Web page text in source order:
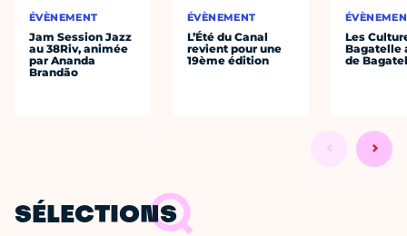
ÉVÈNEMENT
Jam Session Jazz
au 38Riv, animée
par Ananda
Brandão
ÉVÈNEMENT
L’Été du Canal
revient pour une
19ème édition
Les
Bagatelle
de
SÉLECTIONS